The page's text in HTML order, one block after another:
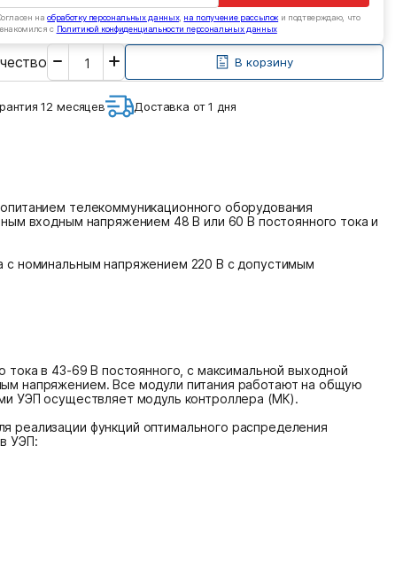
наобработку персональных данных, на получение рассылок и подтверждаю, что
с Политикой конфиденциальности персональных данных
Введите
необходимое
количество
В корзину
12 месяцев Доставка от 1 дня
телекоммуникационного оборудования
входным напряжением 48 В или 60 В постоянного тока и
с номинальным напряжением 220 В с допустимым
в 43-69 В постоянного, с максимальной выходной
напряжением. Все модули питания работают на общую
УЭП осуществляет модуль контроллера (МК).
реализации функций оптимального распределения
УЭП: